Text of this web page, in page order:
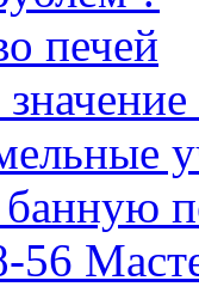
печей
56